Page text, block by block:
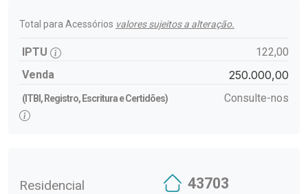
Total para Acessórios valores sujeitos a alteração.
IPTU
122,00
Venda
250.000,00
(ITBI, Registro, Escritura e Certidões) Consulte-nos
Residencial 43703